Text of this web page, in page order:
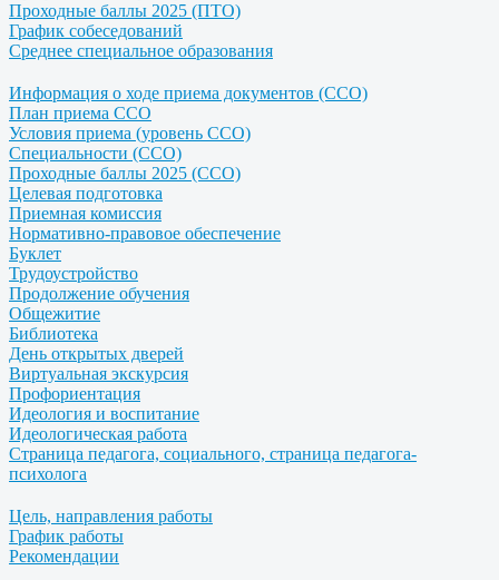
Проходные баллы 2025 (ПТО)
График собеседований
Среднее специальное образования
Информация о ходе приема документов (ССО)
План приема ССО
Условия приема (уровень ССО)
Специальности (ССО)
Проходные баллы 2025 (ССО)
Целевая подготовка
Приемная комиссия
Нормативно-правовое обеспечение
Буклет
Трудоустройство
Продолжение обучения
Общежитие
Библиотека
День открытых дверей
Виртуальная экскурсия
Профориентация
Идеология и воспитание
Идеологическая работа
Страница педагога, социального, страница педагога-
психолога
Цель, направления работы
График работы
Рекомендации